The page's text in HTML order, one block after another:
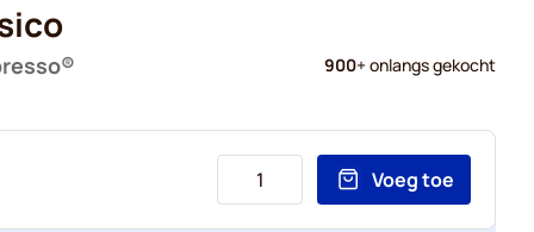
900+ onlangs gekocht
Voeg toe